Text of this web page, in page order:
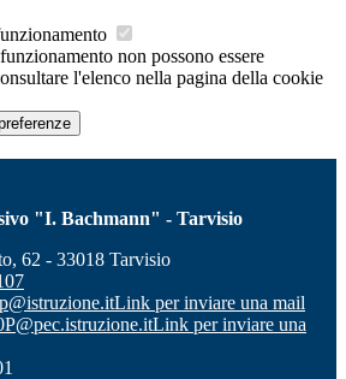
non possono essere
l'elenco nella pagina della cookie
"I. Bachmann" - Tarvisio
62 - 33018 Tarvisio
Link per inviare una mail
Link per inviare una